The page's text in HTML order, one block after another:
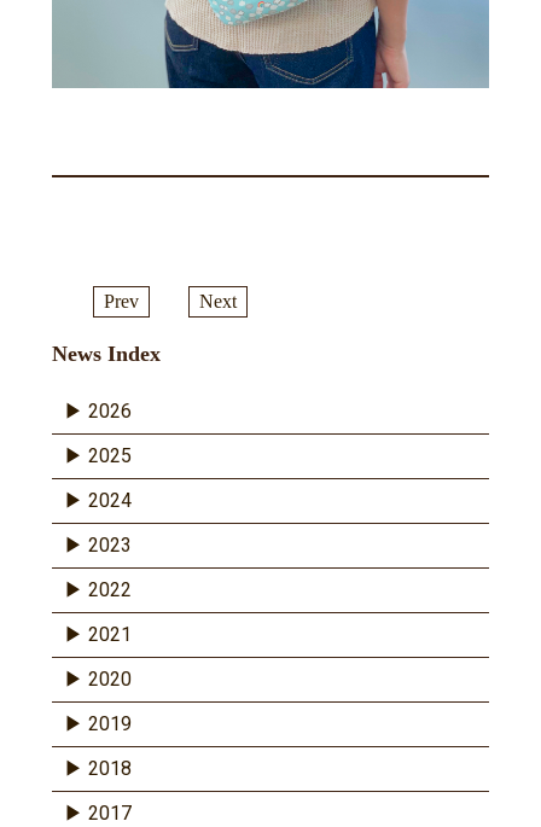
Prev Next
News Index
2026
2025
2024
2023
2022
2021
2020
2019
2018
2017